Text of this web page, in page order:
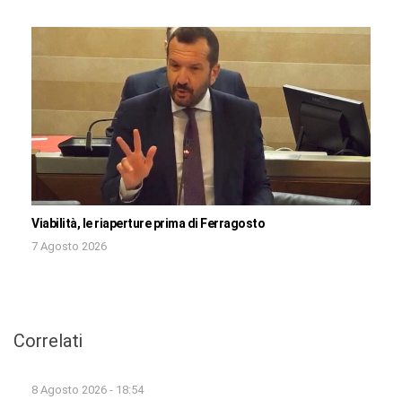
Viabilità, le riaperture prima di Ferragosto
7 Agosto 2026
Correlati
8 Agosto 2026 - 18:54